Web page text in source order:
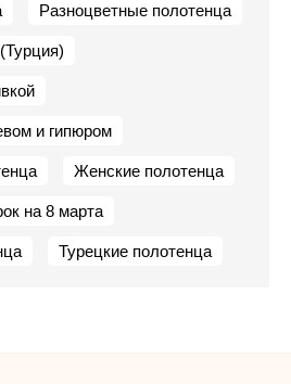
Разноцветные полотенца
и гипюром
Женские полотенца
на 8 марта
Турецкие полотенца